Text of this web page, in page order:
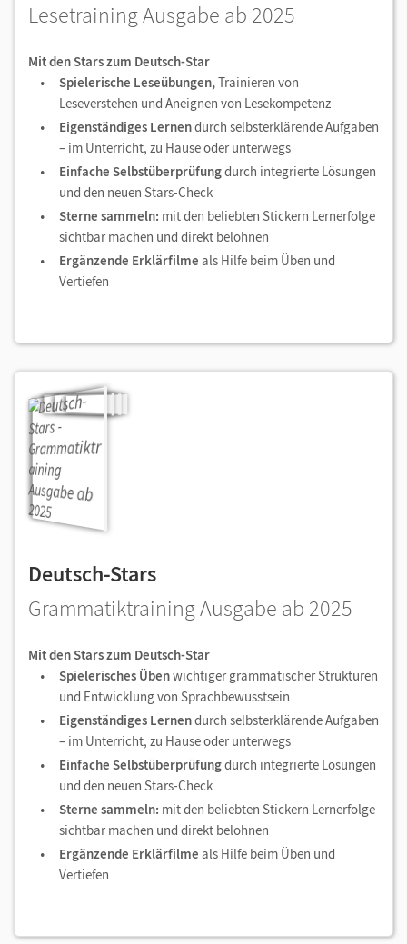
Lesetraining Ausgabe ab 2025
Mit den Stars zum Deutsch-Star
Spielerische Leseübungen,Trainieren von
Leseverstehen und Aneignen von Lesekompetenz
Eigenständiges Lernendurch selbsterklärende Aufgaben
– im Unterricht, zu Hause oder unterwegs
Einfache Selbstüberprüfungdurch integrierte Lösungen
und den neuen Stars-Check
Sterne sammeln: mit den beliebten Stickern Lernerfolge
sichtbar machen und direkt belohnen
Ergänzende Erklärfilme als Hilfe beim Üben und
Vertiefen
Deutsch-Stars
Grammatiktraining Ausgabe ab 2025
Mit den Stars zum Deutsch-Star
Spielerisches Übenwichtiger grammatischer Strukturen
und Entwicklung von Sprachbewusstsein
Eigenständiges Lernendurch selbsterklärende Aufgaben
– im Unterricht, zu Hause oder unterwegs
Einfache Selbstüberprüfungdurch integrierte Lösungen
und den neuen Stars-Check
Sterne sammeln: mit den beliebten Stickern Lernerfolge
sichtbar machen und direkt belohnen
Ergänzende Erklärfilme als Hilfe beim Üben und
Vertiefen